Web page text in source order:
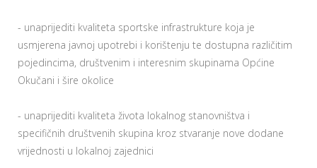
- unaprijediti kvaliteta sportske infrastrukture koja je
usmjerena javnoj upotrebi i korištenju te dostupna različitim
pojedincima, društvenim i interesnim skupinama Općine
Okučani i šire okolice
- unaprijediti kvaliteta života lokalnog stanovništva i
specifičnih društvenih skupina kroz stvaranje nove dodane
vrijednosti u lokalnoj zajednici